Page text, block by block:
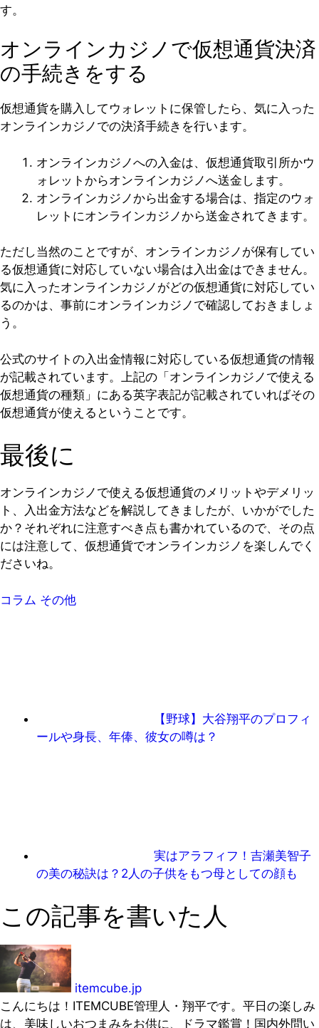
す。
オンラインカジノで仮想通貨決済
の手続きをする
仮想通貨を購入してウォレットに保管したら、気に入った
オンラインカジノでの決済手続きを行います。
オンラインカジノへの入金は、仮想通貨取引所かウ
ォレットからオンラインカジノへ送金します。
オンラインカジノから出金する場合は、指定のウォ
レットにオンラインカジノから送金されてきます。
ただし当然のことですが、オンラインカジノが保有してい
る仮想通貨に対応していない場合は入出金はできません。
気に入ったオンラインカジノがどの仮想通貨に対応してい
るのかは、事前にオンラインカジノで確認しておきましょ
う。
公式のサイトの入出金情報に対応している仮想通貨の情報
が記載されています。上記の「オンラインカジノで使える
仮想通貨の種類」にある英字表記が記載されていればその
仮想通貨が使えるということです。
最後に
オンラインカジノで使える仮想通貨のメリットやデメリッ
ト、入出金方法などを解説してきましたが、いかがでした
か？それぞれに注意すべき点も書かれているので、その点
には注意して、仮想通貨でオンラインカジノを楽しんでく
ださいね。
コラム その他
【野球】大谷翔平のプロフィ
ールや身長、年俸、彼女の噂は？
実はアラフィフ！吉瀬美智子
の美の秘訣は？2人の子供をもつ母としての顔も
この記事を書いた人
itemcube.jp
こんにちは！ITEMCUBE管理人・翔平です。平日の楽しみ
は、美味しいおつまみをお供に、ドラマ鑑賞！国内外問い